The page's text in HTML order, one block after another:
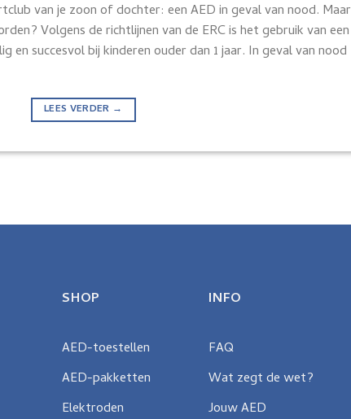
van je zoon of dochter: een AED in geval van nood. Maar
Volgens de richtlijnen van de ERC is het gebruik van een
succesvol bij kinderen ouder dan 1 jaar. In geval van nood
LEES VERDER →
SHOP
AED-toestellen
AED-pakketten
Elektroden
INFO
FAQ
Wat zegt de wet?
Jouw AED